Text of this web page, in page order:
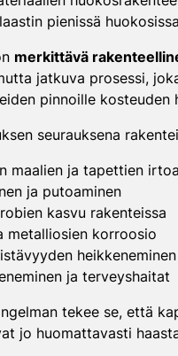
pienissä
merkittävä
jatkuva prosessi,
pinnoille kosteuden
seurauksena
maalien ja tapettien
ja putoaminen
kasvu rakenteissa
metalliosien korroosio
heikkeneminen
ja terveyshaitat
tekee se, että
jo huomattavasti